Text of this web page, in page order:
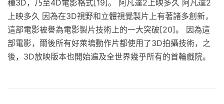
種3D，乃至4D電影格式[19]。 阿凡達2上映多久 阿凡達2
上映多久 因為在3D視野和立體視覺製片上有著諸多創新，
這部電影被譽為電影製片技術上的一大突破[20]。 因為這
部電影，爾後所有好萊塢動作片都使用了3D拍攝技術，之
後，3D放映版本也開始遍及全世界幾乎所有的首輪戲院。